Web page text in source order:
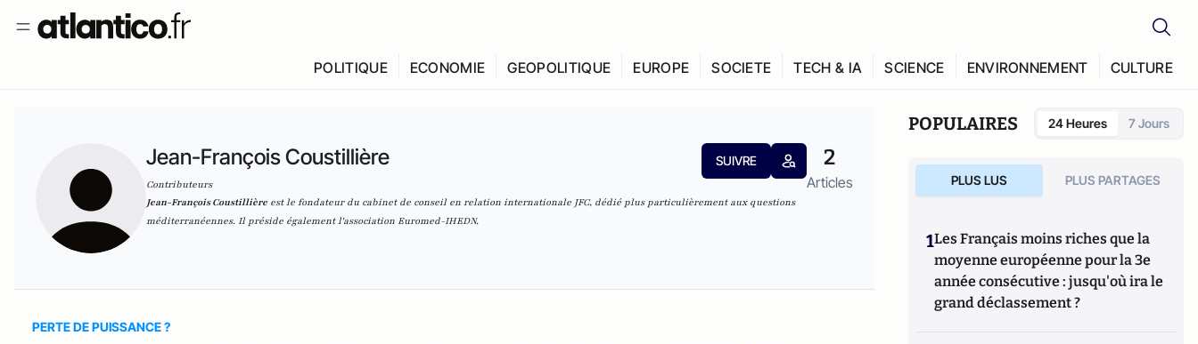
POLITIQUE ECONOMIE GEOPOLITIQUE EUROPE SOCIETE TECH & IA SCIENCE ENVIRONNEMENT CULTURE
Jean-François Coustillière
Contributeurs
SUIVRE 2
Articles
Jean-François Coustillière est le fondateur du cabinet de conseil en relation internationale JFC, dédié plus particulièrement aux questions
méditerranéennes. Il préside également l'association Euromed-IHEDN.
PERTE DE PUISSANCE ?
POPULAIRES 24 Heures 7 Jours
PLUS LUS PLUS PARTAGES
1Les Français moins riches que la
moyenne européenne pour la 3e
année consécutive : jusqu'où ira le
grand déclassement ?